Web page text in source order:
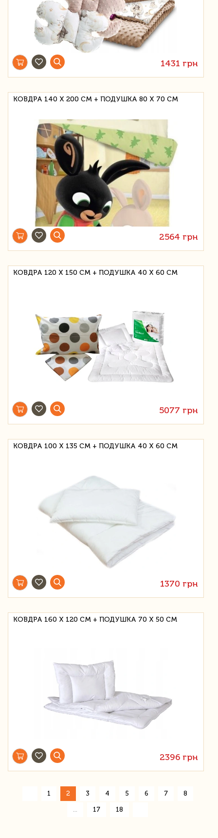
1431 грн
КОВДРА 140 Х 200 СМ + ПОДУШКА 80 Х 70 СМ
2564 грн
КОВДРА 120 Х 150 СМ + ПОДУШКА 40 Х 60 СМ
5077 грн
КОВДРА 100 Х 135 СМ + ПОДУШКА 40 Х 60 СМ
1370 грн
КОВДРА 160 Х 120 СМ + ПОДУШКА 70 Х 50 СМ
2396 грн
1 2 3 4 5 6 7 8
17 18